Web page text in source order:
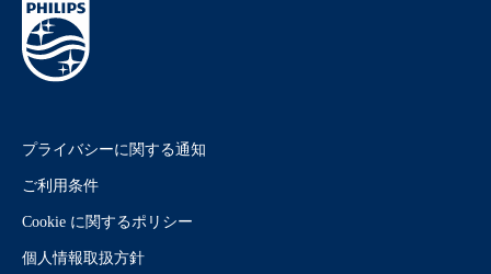
プライバシーに関する通知
ご利用条件
Cookie に関するポリシー
個人情報取扱方針